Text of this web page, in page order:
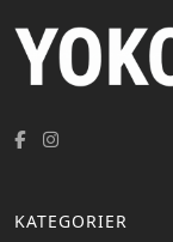
KATEGORIER